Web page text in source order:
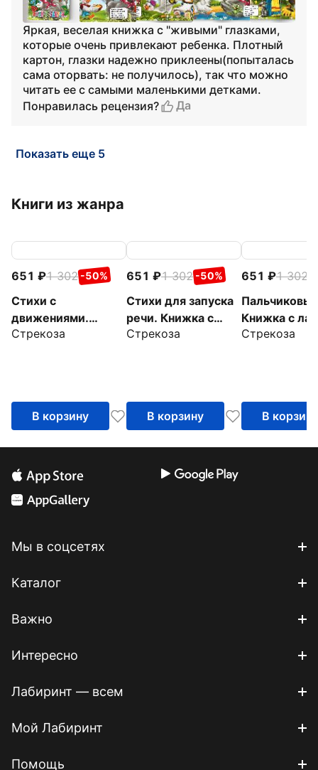
Яркая, веселая книжка с "живыми" глазками,
которые очень привлекают ребенка. Плотный
картон, глазки надежно приклеены(попыталась
сама оторвать: не получилось), так что можно
читать ее с самыми маленькими детками.
Понравилась рецензия?
Да
Показать еще 5
Книги из жанра
651 1 302 -50%
Стихи с
движениями.
Книжка с лапками
Стрекоза
В корзину
651 1 302 -50%
Стихи для запуска
речи. Книжка с
лапками
Стрекоза
В корзину
651 1 302
Книжка с
Стрекоза
В корзину
Мы в соцсетях
Каталог
Важно
Интересно
Лабиринт — всем
Мой Лабиринт
Помощь